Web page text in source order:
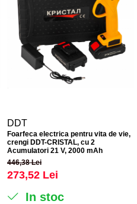
DDT
Foarfeca electrica pentru vita de vie,
crengi DDT-CRISTAL, cu 2
Acumulatori 21 V, 2000 mAh
446,38 Lei
273,52 Lei
In stoc